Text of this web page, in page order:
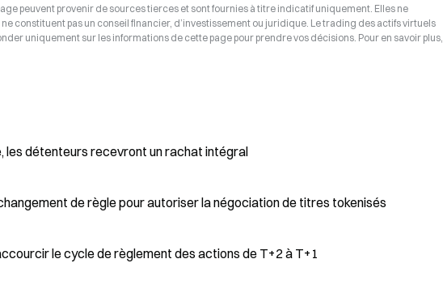
peuvent provenir de sources tierces et sont fournies à titre indicatif uniquement. Elles ne
constituent pas un conseil financier, d’investissement ou juridique. Le trading des actifs virtuels
uniquement sur les informations de cette page pour prendre vos décisions. Pour en savoir plus,
les détenteurs recevront un rachat intégral
de règle pour autoriser la négociation de titres tokenisés
le cycle de règlement des actions de T+2 à T+1